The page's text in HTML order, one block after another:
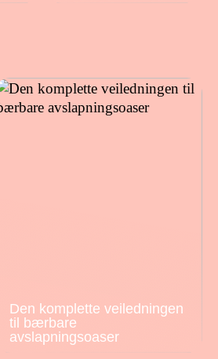
Den komplette veiledningen
til bærbare
avslapningsoaser